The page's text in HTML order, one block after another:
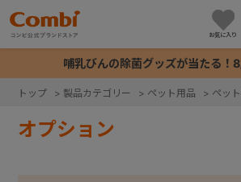
お気に入り
哺乳びんの除菌グッズが当たる！
トップ > 製品カテゴリー > ペット用品 > ペッ
オプション